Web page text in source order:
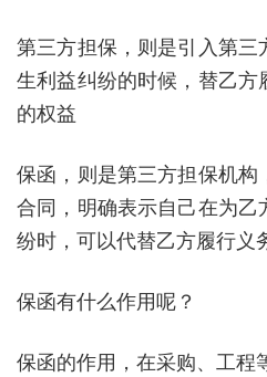
第三方担保，则是引入第
生利益纠纷的时候，替乙
的权益
保函，则是第三方担保机
合同，明确表示自己在为乙
纷时，可以代替乙方履行义
保函有什么作用呢？
保函的作用，在采购、工程